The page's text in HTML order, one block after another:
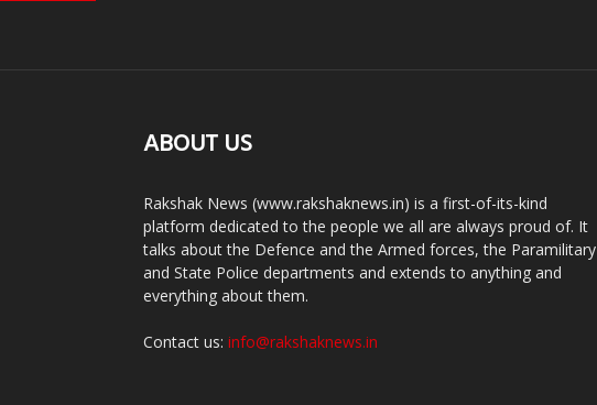
ABOUT US
Rakshak News (www.rakshaknews.in) is a first-of-its-kind
platform dedicated to the people we all are always proud of. It
talks about the Defence and the Armed forces, the Paramilitary
and State Police departments and extends to anything and
everything about them.
Contact us: info@rakshaknews.in